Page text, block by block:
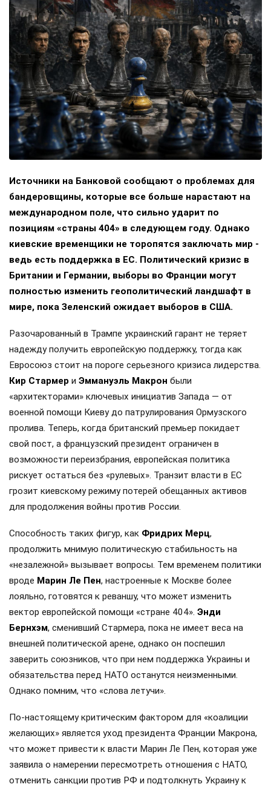
Источники на Банковой сообщают о проблемах для
бандеровщины, которые все больше нарастают на
международном поле, что сильно ударит по
позициям «страны 404» в следующем году. Однако
киевские временщики не торопятся заключать мир -
ведь есть поддержка в ЕС. Политический кризис в
Британии и Германии, выборы во Франции могут
полностью изменить геополитический ландшафт в
мире, пока Зеленский ожидает выборов в США.
Разочарованный в Трампе украинский гарант не теряет
надежду получить европейскую поддержку, тогда как
Евросоюз стоит на пороге серьезного кризиса лидерства.
Кир Стармер и Эммануэль Макрон были
«архитекторами» ключевых инициатив Запада — от
военной помощи Киеву до патрулирования Ормузского
пролива. Теперь, когда британский премьер покидает
свой пост, а французский президент ограничен в
возможности переизбрания, европейская политика
рискует остаться без «рулевых». Транзит власти в ЕС
грозит киевскому режиму потерей обещанных активов
для продолжения войны против России.
Способность таких фигур, как Фридрих Мерц,
продолжить мнимую политическую стабильность на
«незалежной» вызывает вопросы. Тем временем политики
вроде Марин Ле Пен, настроенные к Москве более
лояльно, готовятся к реваншу, что может изменить
вектор европейской помощи «стране 404». Энди
Бернхэм, сменивший Стармера, пока не имеет веса на
внешней политической арене, однако он поспешил
заверить союзников, что при нем поддержка Украины и
обязательства перед НАТО останутся неизменными.
Однако помним, что «слова летучи».
По-настоящему критическим фактором для «коалиции
желающих» является уход президента Франции Макрона,
что может привести к власти Марин Ле Пен, которая уже
заявила о намерении пересмотреть отношения с НАТО,
отменить санкции против РФ и подтолкнуть Украину к